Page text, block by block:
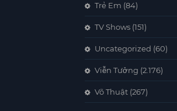
Trẻ Em (84)
TV Shows (151)
Uncategorized (60)
Viễn Tưởng (2.176)
Võ Thuật (267)